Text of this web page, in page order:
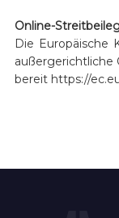
Online-
Die Europäische
außergerichtliche
bereit https://